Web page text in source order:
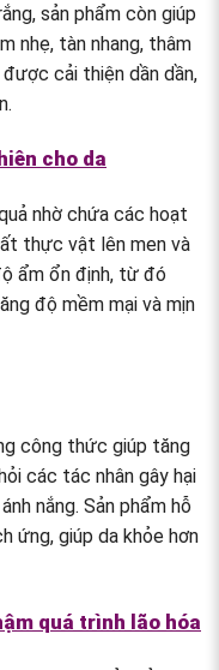
sản phẩm còn giúp
nhẹ, tàn nhang, thâm
cải thiện dần dần,
cho da
nhờ chứa các hoạt
thực vật lên men và
ẩm ổn định, từ đó
độ mềm mại và mịn
công thức giúp tăng
các tác nhân gây hại
nắng. Sản phẩm hỗ
ứng, giúp da khỏe hơn
quá trình lão hóa